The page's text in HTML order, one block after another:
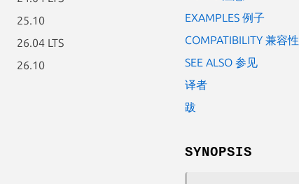
25.10
26.04 LTS
26.10
EXAMPLES 例子
COMPATIBILITY 兼容性
SEE ALSO 参见
译者
跋
SYNOPSIS